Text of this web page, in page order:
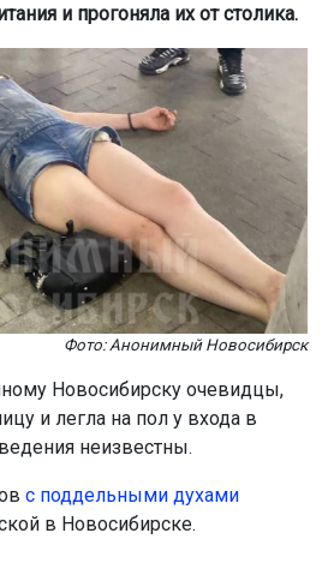
и прогоняла их от столика.
Фото: Анонимный Новосибирск
Новосибирску очевидцы,
и легла на пол у входа в
неизвестны.
с поддельными духами
в Новосибирске.